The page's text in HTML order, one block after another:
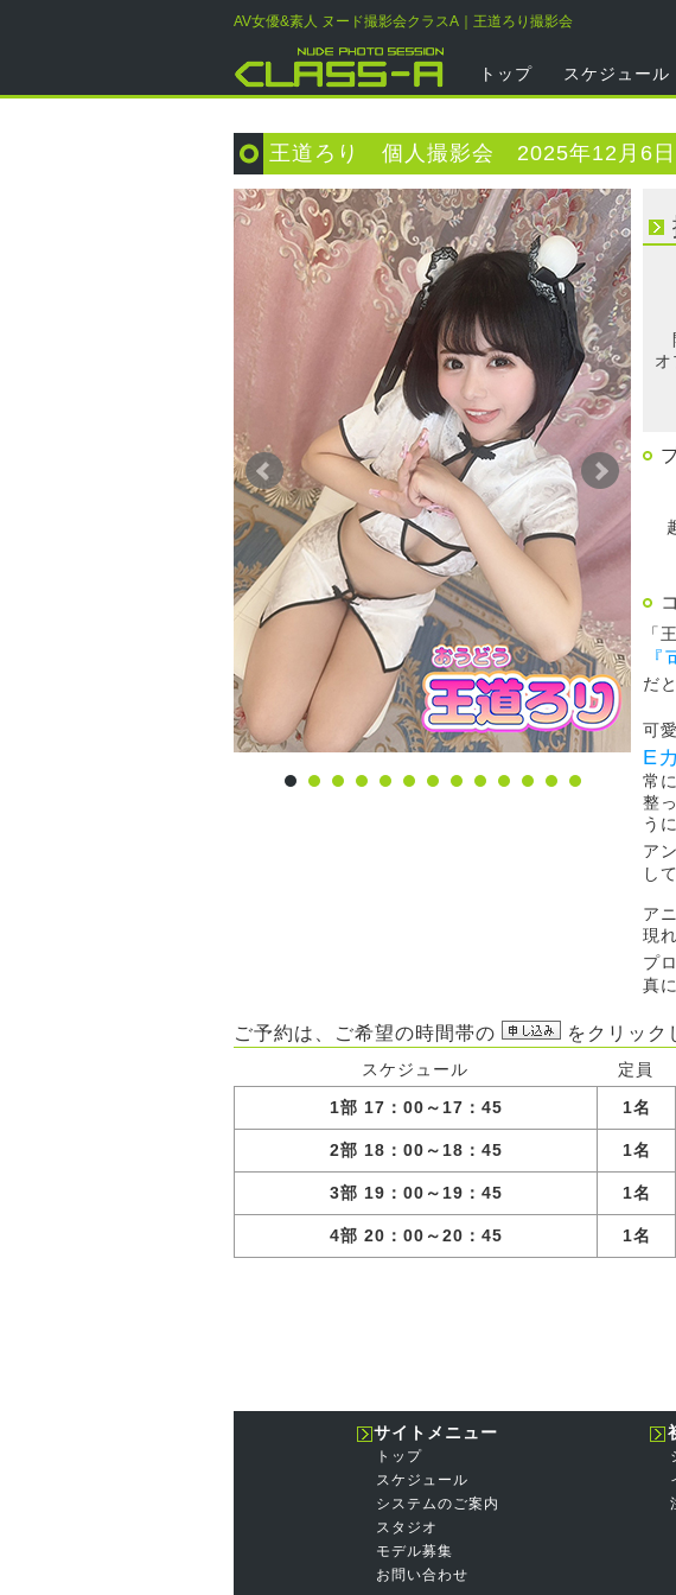
AV女優&素人 ヌード撮影会クラスA｜王道ろり撮影会
トップ スケジュール
王道ろり 個人撮影会 2025年12月6日
オ
「
だ
可
E
常
整
う
ア
し
ア
現
プ
真
ご予約は、ご希望の時間帯の をクリック
スケジュール 定員
1部 17：00～17：45
1名
2部 18：00～18：45 1名
3部 19：00～19：45 1名
4部 20：00～20：45 1名
サイトメニュー
トップ
スケジュール
システムのご案内
スタジオ
モデル募集
お問い合わせ